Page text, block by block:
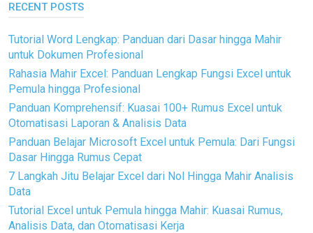
RECENT POSTS
Tutorial Word Lengkap: Panduan dari Dasar hingga Mahir
untuk Dokumen Profesional
Rahasia Mahir Excel: Panduan Lengkap Fungsi Excel untuk
Pemula hingga Profesional
Panduan Komprehensif: Kuasai 100+ Rumus Excel untuk
Otomatisasi Laporan & Analisis Data
Panduan Belajar Microsoft Excel untuk Pemula: Dari Fungsi
Dasar Hingga Rumus Cepat
7 Langkah Jitu Belajar Excel dari Nol Hingga Mahir Analisis
Data
Tutorial Excel untuk Pemula hingga Mahir: Kuasai Rumus,
Analisis Data, dan Otomatisasi Kerja